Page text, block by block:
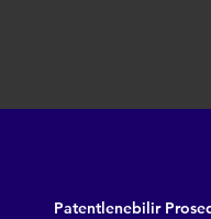
Patentlenebilir